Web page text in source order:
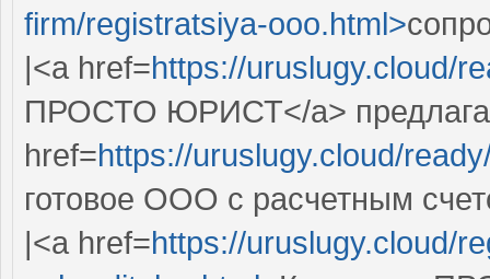
firm/registratsiya-ooo.html>
|<a href=https://uruslugy.cloud/
ПРОСТО ЮРИСТ</a>
href=https://uruslugy.cloud/
готовое ООО с расчетным
|<a href=https://uruslugy.cloud/